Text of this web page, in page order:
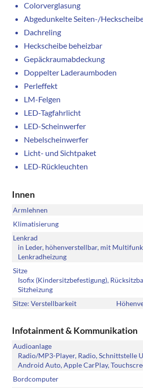
Colorverglasung
Abgedunkelte Seiten-/
Dachreling
Heckscheibe beheizbar
Gepäckraumabdeckung
Doppelter Laderaumboden
Perleffekt
LM-Felgen
LED-Tagfahrlicht
LED-Scheinwerfer
Nebelscheinwerfer
Licht- und Sichtpaket
LED-Rückleuchten
Innen
Armlehnen
Klimatisierung
Lenkrad
in Leder, höhenverstellbar, mit
Lenkradheizung
Sitze
Isofix (Kindersitzbefestigung),
Sitzheizung
Sitze: Verstellbarkeit
Infotainment & Kommunikation
Audioanlage
Radio/MP3-Player, Radio, Schnittstelle
Android Auto, Apple CarPlay,
Bordcomputer